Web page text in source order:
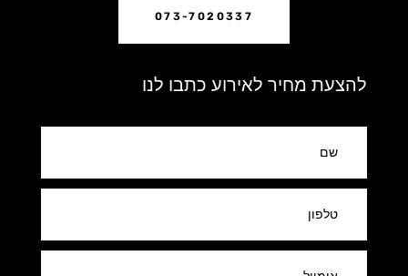
073-7020337
להצעת מחיר לאירוע כתבו לנו